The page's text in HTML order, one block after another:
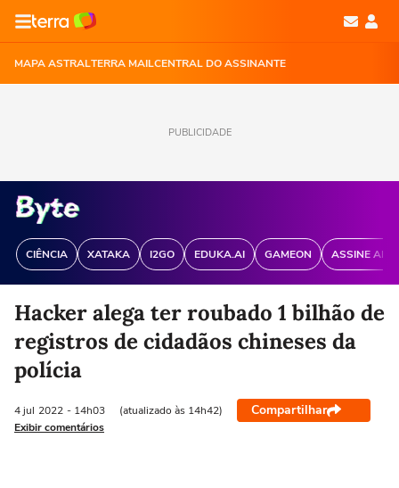
MAPA ASTRALTERRA MAILCENTRAL DO ASSINANTE
PUBLICIDADE
CIÊNCIA XATAKA I2GO EDUKA.AI GAMEON ASSINE
Hacker alega ter roubado 1 bilhão de
registros de cidadãos chineses da
polícia
4 jul 2022 - 14h03 (atualizado às 14h42) Compartilhar
Exibir comentários